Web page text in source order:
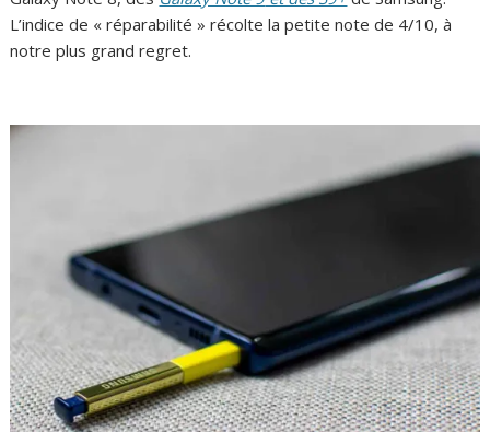
L’indice de « réparabilité » récolte la petite note de 4/10, à
notre plus grand regret.